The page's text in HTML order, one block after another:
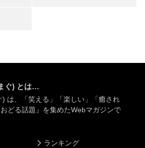
ぐ) とは…
は、「笑える」「楽しい」「癒され
どる話題』を集めたWebマガジンで
ランキング